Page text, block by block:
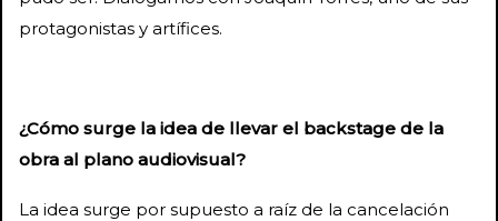
protagonistas y artífices.
¿Cómo surge la idea de llevar el backstage de la
obra al plano audiovisual?
La idea surge por supuesto a raíz de la cancelación